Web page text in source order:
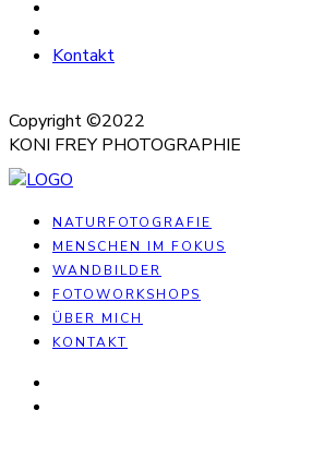
Kontakt
Copyright ©2022
KONI FREY PHOTOGRAPHIE
NATURFOTOGRAFIE
MENSCHEN IM FOKUS
WANDBILDER
FOTOWORKSHOPS
ÜBER MICH
KONTAKT